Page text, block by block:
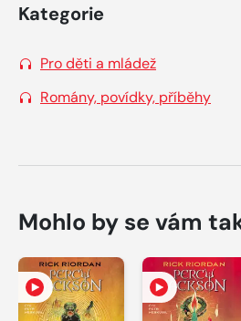
Kategorie
Pro děti a mládež
Romány, povídky, příběhy
Mohlo by se vám